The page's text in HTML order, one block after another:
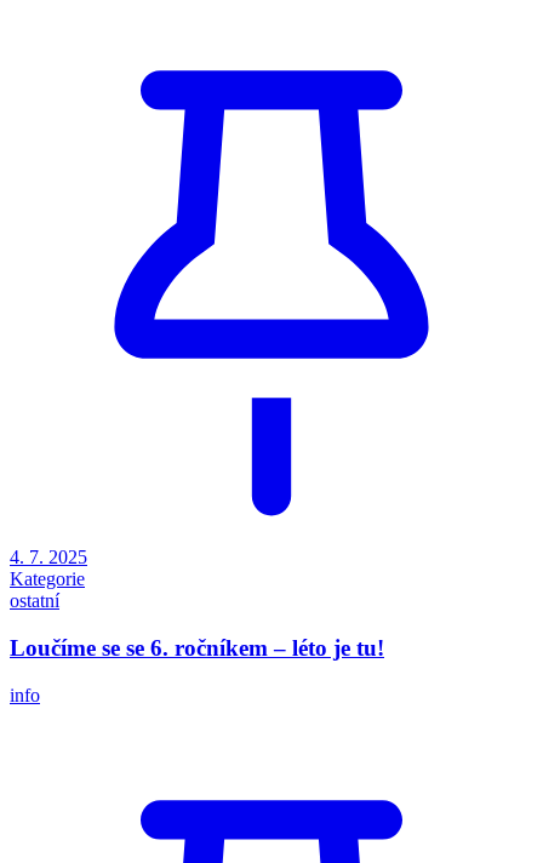
4. 7. 2025
Kategorie
ostatní
Loučíme se se 6. ročníkem – léto je tu!
info